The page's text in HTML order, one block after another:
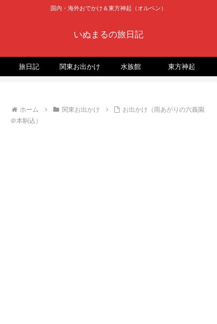
国内・海外おでかけ＆東方神起（オルペン）
いぬまるの旅日記
旅日記 関東お出かけ 水族館 東方神起
ホーム 関東お出かけ
お出かけ（雨あがりの六義園
＠本駒込）